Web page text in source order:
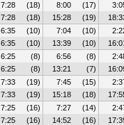
7:28 (18) 8:00 (17)
7:28 (18) 15:28 (19)
6:35 (10) 7:04 (10)
6:35 (10) 13:39 (10)
6:25 (8) 6:56 (8)
6:25 (8) 13:21 (7)
7:33 (19) 7:45 (15)
7:33 (19) 15:18 (18)
7:25 (16) 7:27 (14)
7:25 (16) 14:52 (16)